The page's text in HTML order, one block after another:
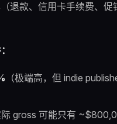
退款、信用卡手续费、促
（极端高，但 indie
gross 可能只有